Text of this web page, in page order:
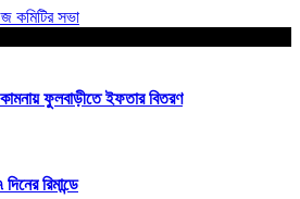
কমিটির সভা
ফুলবাড়ীতে ইফতার বিতরণ
রিমান্ডে